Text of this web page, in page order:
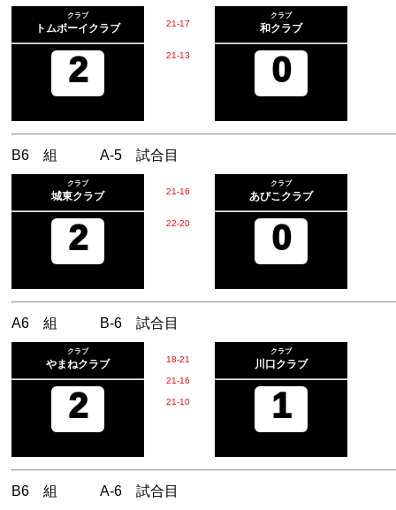
クラブ
トムボーイクラブ
2
21-17
21-13
クラブ
和クラブ
0
B6 組 A-5 試合目
クラブ
城東クラブ
2
21-16
22-20
クラブ
あびこクラブ
0
A6 組 B-6 試合目
クラブ
やまねクラブ
2
18-21
21-16
21-10
クラブ
川口クラブ
1
B6 組 A-6 試合目